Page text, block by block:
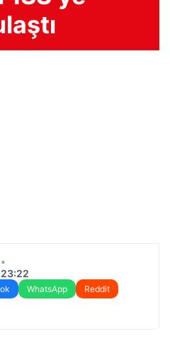
•
WhatsApp
Reddit